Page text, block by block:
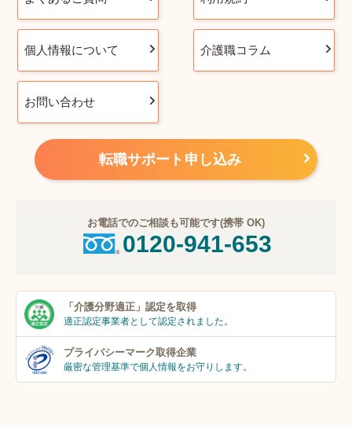
個人情報について 介護職コラム
お問い合わせ
転職サポート申し込み
お電話でのご相談も可能です(携帯 OK)
0120-941-653
「介護分野適正」 認定を取得
適正認定事業者として認定されました。
プライバシーマーク取得企業
厳密な管理基準で個人情報をお守りします。